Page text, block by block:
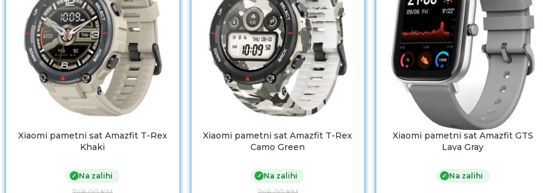
Xiaomi pametni sat Amazfit T-Rex
Khaki
✓ Na zalihi
Xiaomi pametni sat Amazfit T-Rex
Camo Green
✓ Na zalihi
Xiaomi pametni sat Amazfit GTS
Lava Gray
✓ Na zalihi